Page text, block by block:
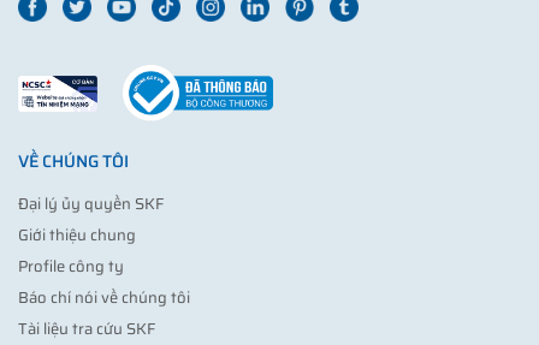
VỀ CHÚNG TÔI
Đại lý ủy quyền SKF
Giới thiệu chung
Profile công ty
Báo chí nói về chúng tôi
Tài liệu tra cứu SKF